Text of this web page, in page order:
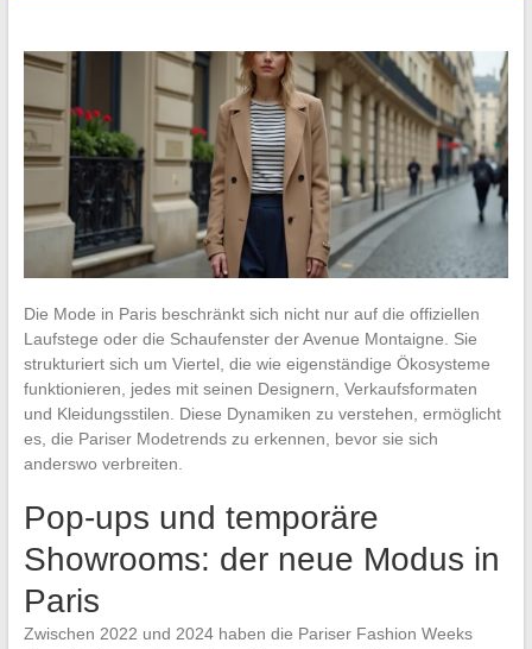
Die Mode in Paris beschränkt sich nicht nur auf die offiziellen
Laufstege oder die Schaufenster der Avenue Montaigne. Sie
strukturiert sich um Viertel, die wie eigenständige Ökosysteme
funktionieren, jedes mit seinen Designern, Verkaufsformaten
und Kleidungsstilen. Diese Dynamiken zu verstehen, ermöglicht
es, die Pariser Modetrends zu erkennen, bevor sie sich
anderswo verbreiten.
Pop-ups und temporäre
Showrooms: der neue Modus in
Paris
Zwischen 2022 und 2024 haben die Pariser Fashion Weeks